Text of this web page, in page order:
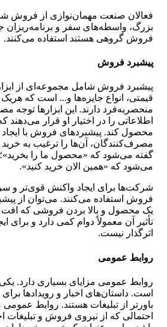
فعالان صنعت مهمان‌نوازی از فروش
بزرگ، واسطه‌های سفر و
فروش گروهی هستند استفاده می‌کنند.
پیشبرد فروش
پیشبرد فروش شامل مجموعه‌ای از
قیمتی، انواع جایزه‌ها و... است که هریک
منحصربه‌فرد دارند. این ابزارها توجه
اطلاعاتی را در اختیار او قرار
محصول کند. پیشبردهای فروش با ایجاد
مصرف‌کنندگان، آن‌ها را ترغیب به
گفته می‌شود که «محصول ما را
می‌شود که «همین الان خرید کنید».
شرکت‌ها برای ایجاد واکنش قوی‌تر و
فروش استفاده می‌کنند. می‌توان از
یک محصول و بالا بردن فروشی که افت
تأثیر آن معمولاً دوام کمی دارد و برای
اثرگذار نیست.
روابط عمومی
روابط عمومی مزایای بسیاری دارد. یکی
است. داستان‌های اخبار و رویدادها
باورتر از تبلیغات هستند. روابط
احتمالی که از نیروی فروش و